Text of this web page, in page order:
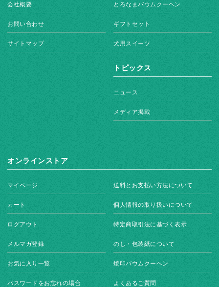
会社概要
お問い合わせ
サイトマップ
とろなまバウムクーヘン
ギフトセット
犬用スイーツ
トピックス
ニュース
メディア掲載
オンラインストア
マイページ
カート
ログアウト
メルマガ登録
お気に入り一覧
パスワードをお忘れの場合
送料とお支払い方法について
個人情報の取り扱いについて
特定商取引法に基づく表示
のし・包装紙について
焼印バウムクーヘン
よくあるご質問